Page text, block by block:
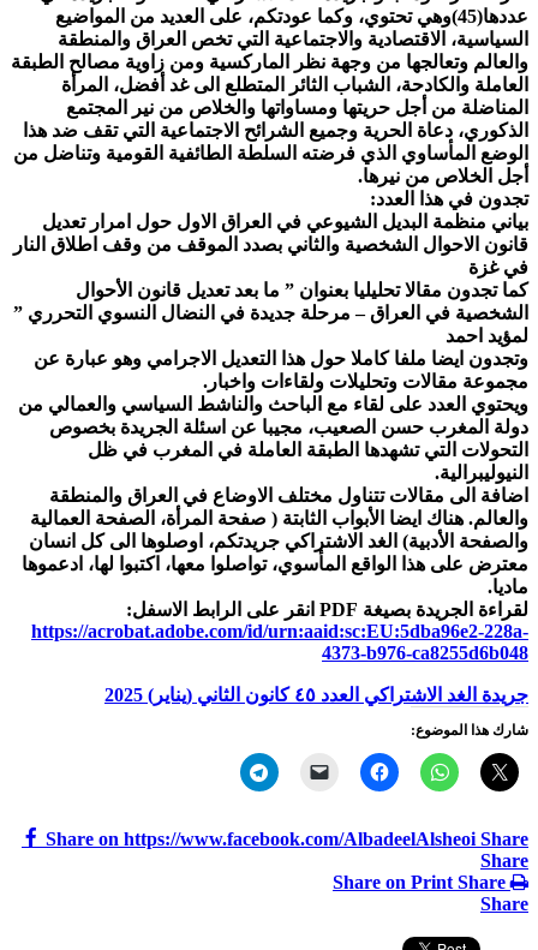
عددها(45)وهي تحتوي، وكما عودتكم، على العديد من المواضيع
السياسية، الاقتصادية والاجتماعية التي تخص العراق والمنطقة
والعالم وتعالجها من وجهة نظر الماركسية ومن زاوية مصالح الطبقة
العاملة والكادحة، الشباب الثائر المتطلع الى غد أفضل، المرأة
المناضلة من أجل حريتها ومساواتها والخلاص من نير المجتمع
الذكوري، دعاة الحرية وجميع الشرائح الاجتماعية التي تقف ضد هذا
الوضع المأساوي الذي فرضته السلطة الطائفية القومية وتناضل من
أجل الخلاص من نيرها.
تجدون في هذا العدد:
بياني منظمة البديل الشيوعي في العراق الاول حول امرار تعديل
قانون الاحوال الشخصية والثاني بصدد الموقف من وقف اطلاق النار
في غزة
كما تجدون مقالا تحليليا بعنوان ” ما بعد تعديل قانون الأحوال
الشخصية في العراق – مرحلة جديدة في النضال النسوي التحرري ”
لمؤيد احمد
وتجدون ايضا ملفا كاملا حول هذا التعديل الاجرامي وهو عبارة عن
مجموعة مقالات وتحليلات ولقاءات واخبار.
ويحتوي العدد على لقاء مع الباحث والناشط السياسي والعمالي من
دولة المغرب حسن الصعيب، مجيبا عن اسئلة الجريدة بخصوص
التحولات التي تشهدها الطبقة العاملة في المغرب في ظل
النيوليبرالية.
اضافة الى مقالات تتناول مختلف الاوضاع في العراق والمنطقة
والعالم. هناك ايضا الأبواب الثابتة ( صفحة المرأة، الصفحة العمالية
والصفحة الأدبية) الغد الاشتراكي جريدتكم، اوصلوها الى كل انسان
معترض على هذا الواقع المأسوي، تواصلوا معها، اكتبوا لها، ادعموها
ماديا.
لقراءة الجریدة بصیغة PDF انقر علی الرابط الاسفل:
https://acrobat.adobe.com/id/urn:aaid:sc:EU:5dba96e2-228a-
4373-b976-ca8255d6b048
جریدة الغد الاشتراکي العدد ٤٥ کانون الثاني (ینایر) 2025
شارك هذا الموضوع:
Share on https://www.facebook.com/AlbadeelAlsheoi Share
Share
Share on Print Share
Share